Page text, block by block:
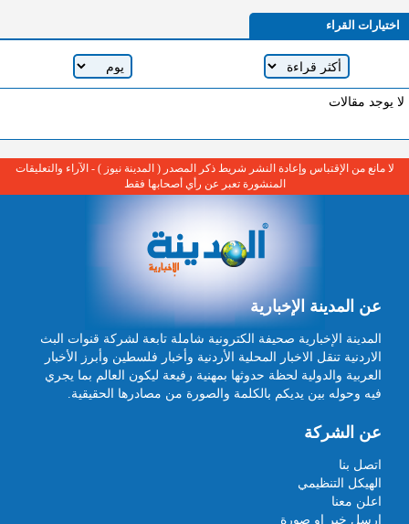
اختيارات القراء
لا يوجد مقالات
لا مانع من الإقتباس وإعادة النشر شريط ذكر المصدر ( المدينة نيوز ) - الآراء والتعليقات
المنشورة تعبر عن رأي أصحابها فقط
عن المدينة الإخبارية
المدينة الإخبارية صحيفة الكترونية شاملة تابعة لشركة قنوات البث
الاردنية تنقل الاخبار المحلية الأردنية وأخبار فلسطين وأبرز الأخبار
العربية والدولية لحظة حدوثها بمهنية رفيعة ليكون العالم بما يجري
فيه وحوله بين يديكم بالكلمة والصورة من مصادرها الحقيقية.
عن الشركة
اتصل بنا
الهيكل التنظيمي
اعلن معنا
ارسل خبر او صورة